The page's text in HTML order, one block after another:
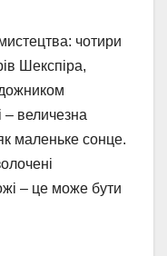
чотири
Шекспіра,
величезна
маленьке сонце.
– це може бути